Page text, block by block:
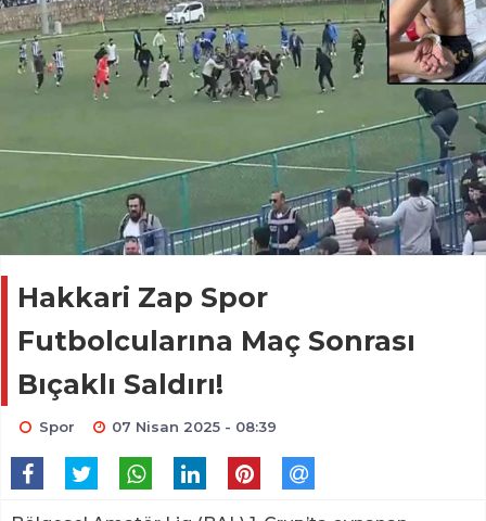
Hakkari Zap Spor
Futbolcularına Maç Sonrası
Bıçaklı Saldırı!
Spor 07 Nisan 2025 - 08:39